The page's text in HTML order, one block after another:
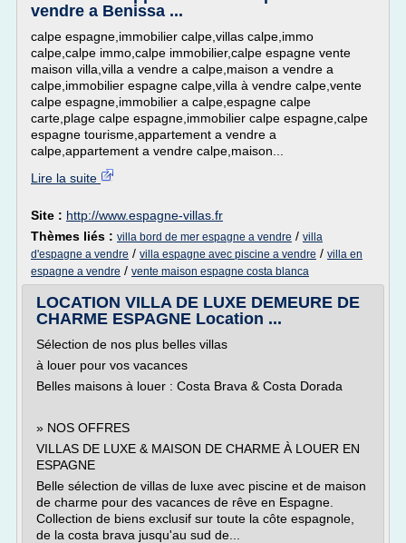
vendre a Benissa ...
calpe espagne,immobilier calpe,villas calpe,immo
calpe,calpe immo,calpe immobilier,calpe espagne vente
maison villa,villa a vendre a calpe,maison a vendre a
calpe,immobilier espagne calpe,villa à vendre calpe,vente
calpe espagne,immobilier a calpe,espagne calpe
carte,plage calpe espagne,immobilier calpe espagne,calpe
espagne tourisme,appartement a vendre a
calpe,appartement a vendre calpe,maison...
Lire la suite
Site : http://www.espagne-villas.fr
Thèmes liés : villa bord de mer espagne a vendre / villa
d'espagne a vendre / villa espagne avec piscine a vendre / villa en
espagne a vendre / vente maison espagne costa blanca
LOCATION VILLA DE LUXE DEMEURE DE
CHARME ESPAGNE Location ...
Sélection de nos plus belles villas
à louer pour vos vacances
Belles maisons à louer : Costa Brava & Costa Dorada
» NOS OFFRES
VILLAS DE LUXE & MAISON DE CHARME À LOUER EN
ESPAGNE
Belle sélection de villas de luxe avec piscine et de maison
de charme pour des vacances de rêve en Espagne.
Collection de biens exclusif sur toute la côte espagnole,
de la costa brava jusqu'au sud de...